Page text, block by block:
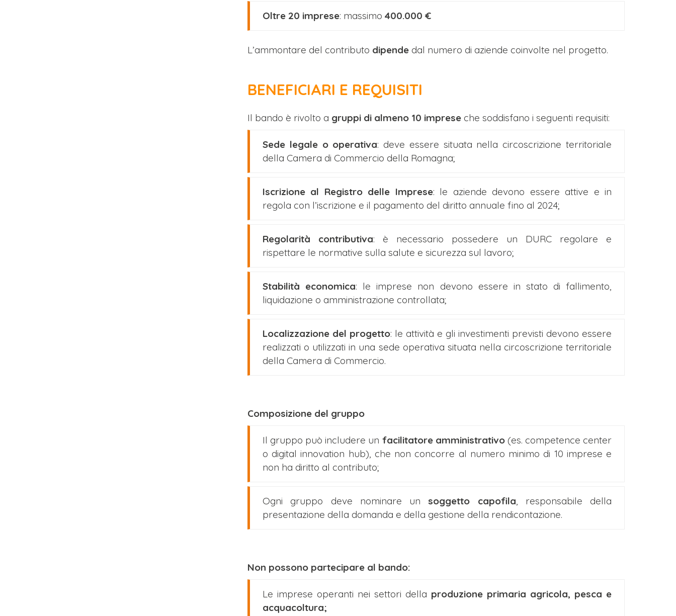
Oltre 20 imprese: massimo 400.000 €
L’ammontare del contributo dipende dal numero di aziende coinvolte nel progetto.
BENEFICIARI E REQUISITI
Il bando è rivolto a gruppi di almeno 10 imprese che soddisfano i seguenti requisiti:
Sede legale o operativa: deve essere situata nella circoscrizione territoriale
della Camera di Commercio della Romagna;
Iscrizione al Registro delle Imprese: le aziende devono essere attive e in
regola con l’iscrizione e il pagamento del diritto annuale fino al 2024;
Regolarità contributiva: è necessario possedere un DURC regolare e
rispettare le normative sulla salute e sicurezza sul lavoro;
Stabilità economica: le imprese non devono essere in stato di fallimento,
liquidazione o amministrazione controllata;
Localizzazione del progetto: le attività e gli investimenti previsti devono essere
realizzati o utilizzati in una sede operativa situata nella circoscrizione territoriale
della Camera di Commercio.
Composizione del gruppo
Il gruppo può includere un facilitatore amministrativo(es. competence center
o digital innovation hub), che non concorre al numero minimo di 10 imprese e
non ha diritto al contributo;
Ogni gruppo deve nominare unsoggetto capofila, responsabile della
presentazione della domanda e della gestione della rendicontazione.
Non possono partecipare al bando:
Le imprese operanti nei settori della produzione primaria agricola, pesca e
acquacoltura;